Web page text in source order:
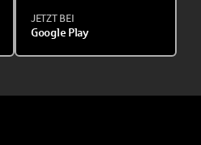
JETZT BEI
Google Play